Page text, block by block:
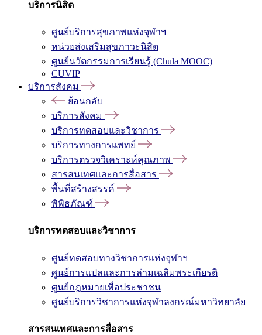
บริการนิสิต
ศูนย์บริการสุขภาพแห่งจุฬาฯ
หน่วยส่งเสริมสุขภาวะนิสิต
ศูนย์นวัตกรรมการเรียนรู้ (Chula MOOC)
CUVIP
บริการสังคม
ย้อนกลับ
บริการสังคม
บริการทดสอบและวิชาการ
บริการทางการแพทย์
บริการตรวจวิเคราะห์คุณภาพ
สารสนเทศและการสื่อสาร
พื้นที่สร้างสรรค์
พิพิธภัณฑ์
บริการทดสอบและวิชาการ
ศูนย์ทดสอบทางวิชาการแห่งจุฬาฯ
ศูนย์การแปลและการล่ามเฉลิมพระเกียรติ
ศูนย์กฎหมายเพื่อประชาชน
ศูนย์บริการวิชาการแห่งจุฬาลงกรณ์มหาวิทยาลัย
สารสนเทศและการสื่อสาร